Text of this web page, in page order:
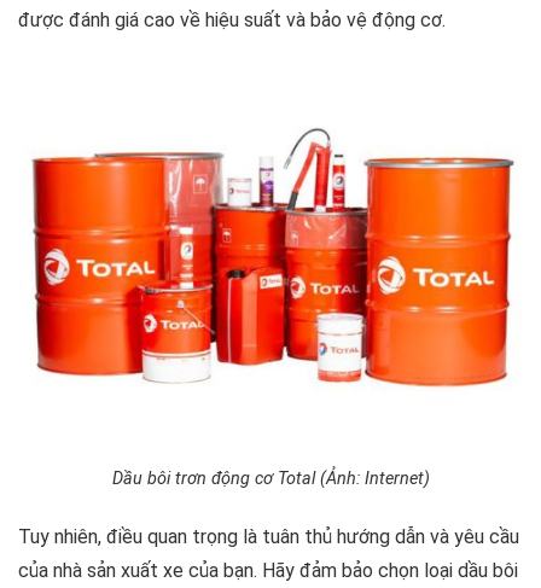
được đánh giá cao về hiệu suất và bảo vệ động cơ.
Dầu bôi trơn động cơ Total (Ảnh: Internet)
Tuy nhiên, điều quan trọng là tuân thủ hướng dẫn và yêu cầu
của nhà sản xuất xe của bạn. Hãy đảm bảo chọn loại dầu bôi